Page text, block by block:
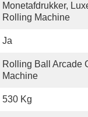
Monetafdrukker,
Rolling Machine
Ja
Rolling Ball Arcade
Machine
530 Kg